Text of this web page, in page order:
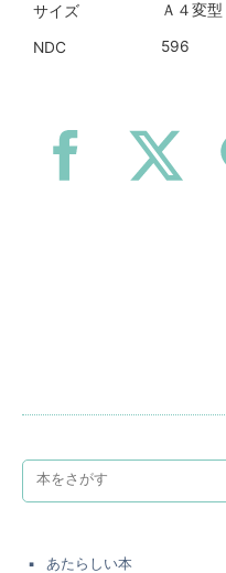
サイズ Ａ４変型
NDC 596
あたらしい本